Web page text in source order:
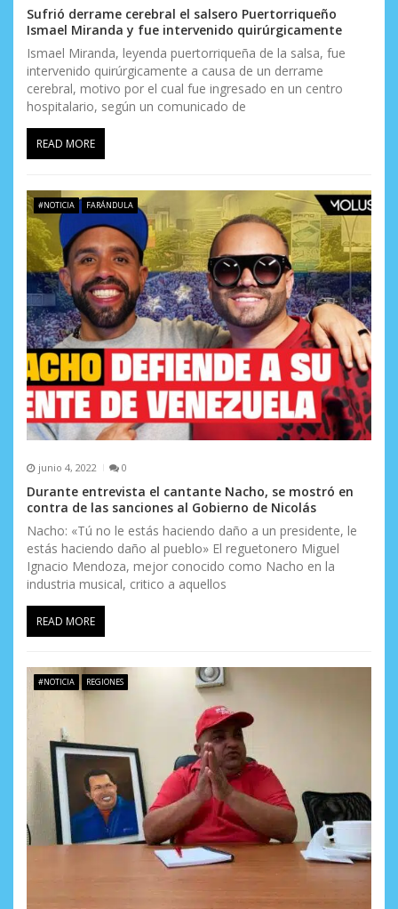
n
t
r
a
d
s
Sufrió derrame cerebral el salsero Puertorriqueño
Ismael Miranda y fue intervenido quirúrgicamente
Ismael Miranda, leyenda puertorriqueña de la salsa, fue
intervenido quirúrgicamente a causa de un derrame
cerebral, motivo por el cual fue ingresado en un centro
hospitalario, según un comunicado de
READ MORE
#NOTICIA FARÁNDULA
junio 4, 2022 0
Durante entrevista el cantante Nacho, se mostró en
contra de las sanciones al Gobierno de Nicolás
Nacho: «Tú no le estás haciendo daño a un presidente, le
estás haciendo daño al pueblo» El reguetonero Miguel
Ignacio Mendoza, mejor conocido como Nacho en la
industria musical, critico a aquellos
READ MORE
#NOTICIA REGIONES